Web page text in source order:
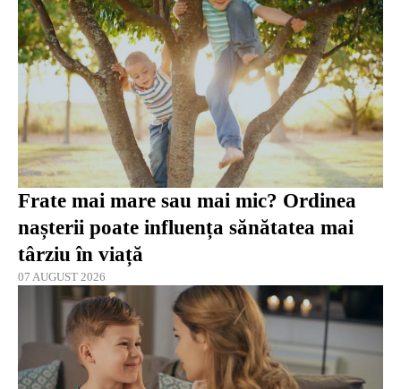
Frate mai mare sau mai mic? Ordinea
nașterii poate influența sănătatea mai
târziu în viață
07 AUGUST 2026